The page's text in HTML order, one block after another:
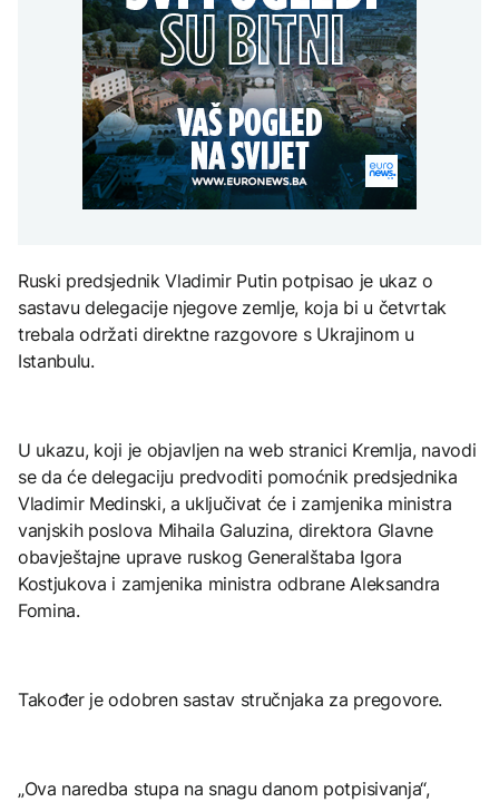
vremena: Subota donosi
osvježenje, a onda
ponovo velike vrućine
AKTUELNO
Sladić najavio promjenu
vremena: Subota donosi
osvježenje, a onda
ponovo velike vrućine
POLITIKA
Macut najavio dodatne
mjere za ublažavanje
posljedica toplotnog
talasa
Turska, Saudijska
Arabija i Pakistan
potpisali vojni sporazum
AKTUELNO
Poremećaji u Hormuzu:
Promet prepolovljen
uprkos smirivanju
djece moraju platiti 942
miliona dolara
KULTURA
Rat i pijesak prijete
drevnim piramidama
Meroe u Sudanu
ZANIMLJIVOSTI
Rihanna radi na novom
albumu
Ruski predsjednik Vladimir Putin potpisao je ukaz o
sastavu delegacije njegove zemlje, koja bi u četvrtak
trebala održati direktne razgovore s Ukrajinom u
Istanbulu.
U ukazu, koji je objavljen na web stranici Kremlja, navodi
se da će delegaciju predvoditi pomoćnik predsjednika
Vladimir Medinski, a uključivat će i zamjenika ministra
vanjskih poslova Mihaila Galuzina, direktora Glavne
obavještajne uprave ruskog Generalštaba Igora
Kostjukova i zamjenika ministra odbrane Aleksandra
Fomina.
Također je odobren sastav stručnjaka za pregovore.
„Ova naredba stupa na snagu danom potpisivanja“,